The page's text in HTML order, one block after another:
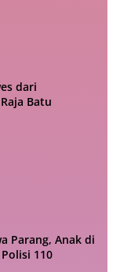
dari
Batu
Parang, Anak di
110